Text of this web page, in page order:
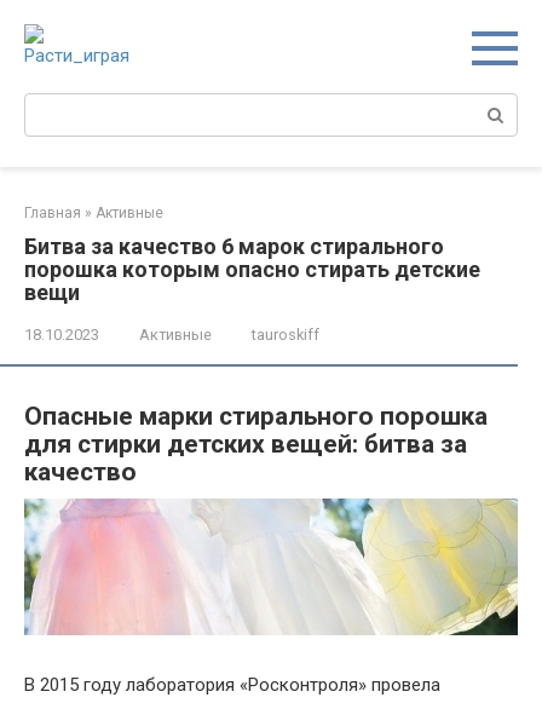
контенту
Поиск:
Главная » Активные
Битва за качество 6 марок стирального
порошка которым опасно стирать детские
вещи
18.10.2023 Активные tauroskiff
Опасные марки стирального порошка
для стирки детских вещей: битва за
качество
В 2015 году лаборатория «Росконтроля» провела